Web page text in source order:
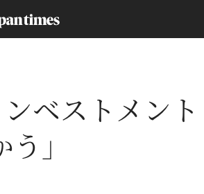
ベストメント
」